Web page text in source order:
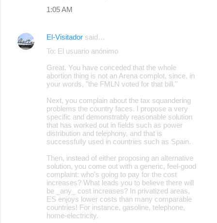
1:05 AM
El-Visitador said…
To: El usuario anónimo
Great. You have conceded that the whole
abortion thing is not an Arena complot, since, in
your words, "the FMLN voted for that bill."
Next, you complain about the tax squandering
problems the country faces. I propose a very
specific and demonstrably reasonable solution
that has worked out in fields such as power
distribution and telephony, and that is
successfully used in countries such as Spain.
Then, instead of either proposing an alternative
solution, you come out with a generic, feel-good
complaint: who's going to pay for the cost
increases? What leads you to believe there will
be _any_ cost increases? In privatized areas,
ES enjoys lower costs than many comparable
countries! For instance, gasoline, telephone,
home-electricity.